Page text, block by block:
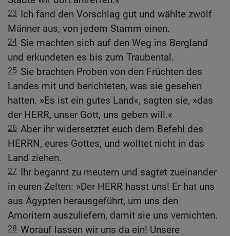
23 Ich fand den Vorschlag gut und wählte zwölf
Männer aus, von jedem Stamm einen.
24 Sie machten sich auf den Weg ins Bergland
und erkundeten es bis zum Traubental.
25 Sie brachten Proben von den Früchten des
Landes mit und berichteten, was sie gesehen
hatten. »Es ist ein gutes Land«, sagten sie, »das
der HERR, unser Gott, uns geben will.«
26 Aber ihr widersetztet euch dem Befehl des
HERRN, eures Gottes, und wolltet nicht in das
Land ziehen.
27 Ihr begannt zu meutern und sagtet zueinander
in euren Zelten: »Der HERR hasst uns! Er hat uns
aus Ägypten herausgeführt, um uns den
Amoritern auszuliefern, damit sie uns vernichten.
28 Worauf lassen wir uns da ein! Unsere